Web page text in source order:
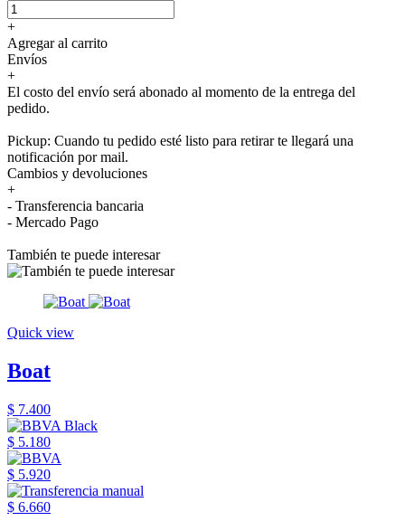
+
Agregar al carrito
Envíos
+
El costo del envío será abonado al momento de la entrega del
pedido.
Pickup: Cuando tu pedido esté listo para retirar te llegará una
notificación por mail.
Cambios y devoluciones
+
- Transferencia bancaria
- Mercado Pago
También te puede interesar
Quick view
Boat
$ 7.400
$ 5.180
$ 5.920
$ 6.660